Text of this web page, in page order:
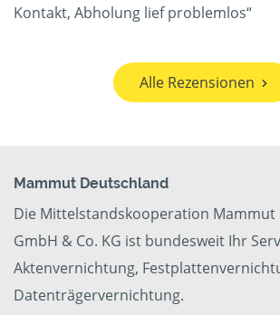
Kontakt, Abholung lief problemlos“
Alle Rezensionen
Mammut Deutschland
Die Mittelstandskooperation Mammut
GmbH & Co. KG ist bundesweit Ihr
Aktenvernichtung,
Datenträgervernichtung.